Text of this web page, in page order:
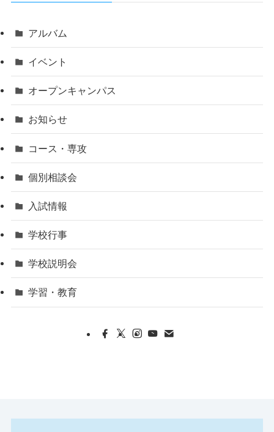
アルバム
イベント
オープンキャンパス
お知らせ
コース・専攻
個別相談会
入試情報
学校行事
学校説明会
学習・教育